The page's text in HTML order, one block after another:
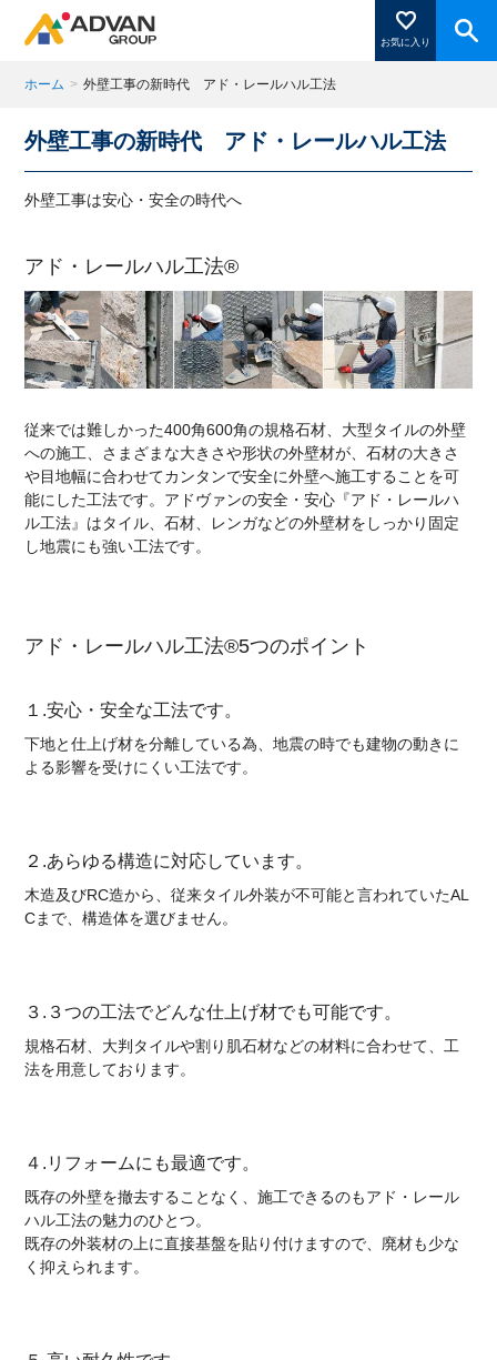
お気に入り
商品ページにある「お気に入り登録」を押すと登録した
商品がここに表示されます。
閉じる
ホーム > 外壁工事の新時代 アド・レールハル工法
外壁工事の新時代 アド・レールハル工法
外壁工事は安心・安全の時代へ
アド・レールハル工法®
従来では難しかった400角600角の規格石材、大型タイルの外壁
への施工、さまざまな大きさや形状の外壁材が、石材の大きさ
や目地幅に合わせてカンタンで安全に外壁へ施工することを可
能にした工法です。アドヴァンの安全・安心『アド・レールハ
ル工法』はタイル、石材、レンガなどの外壁材をしっかり固定
し地震にも強い工法です。
アド・レールハル工法®5つのポイント
１.安心・安全な工法です。
下地と仕上げ材を分離している為、地震の時でも建物の動きに
よる影響を受けにくい工法です。
２.あらゆる構造に対応しています。
木造及びRC造から、従来タイル外装が不可能と言われていたAL
Cまで、構造体を選びません。
３.３つの工法でどんな仕上げ材でも可能です。
規格石材、大判タイルや割り肌石材などの材料に合わせて、工
法を用意しております。
４.リフォームにも最適です。
既存の外壁を撤去することなく、施工できるのもアド・レール
ハル工法の魅力のひとつ。
既存の外装材の上に直接基盤を貼り付けますので、廃材も少な
く抑えられます。